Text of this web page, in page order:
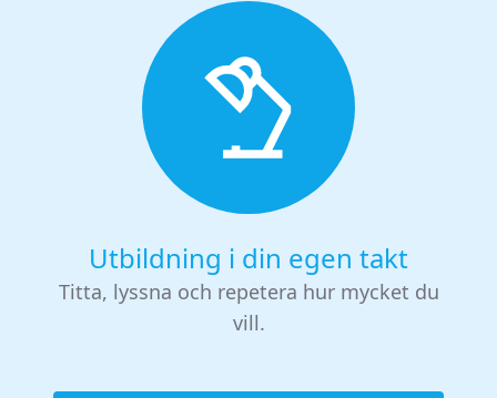
Utbildning i din egen takt
Titta, lyssna och repetera hur mycket du
vill.